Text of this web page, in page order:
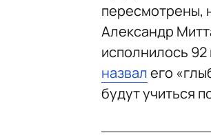
пересмотрены,
Александр
исполнилось
назвалего
будут учиться